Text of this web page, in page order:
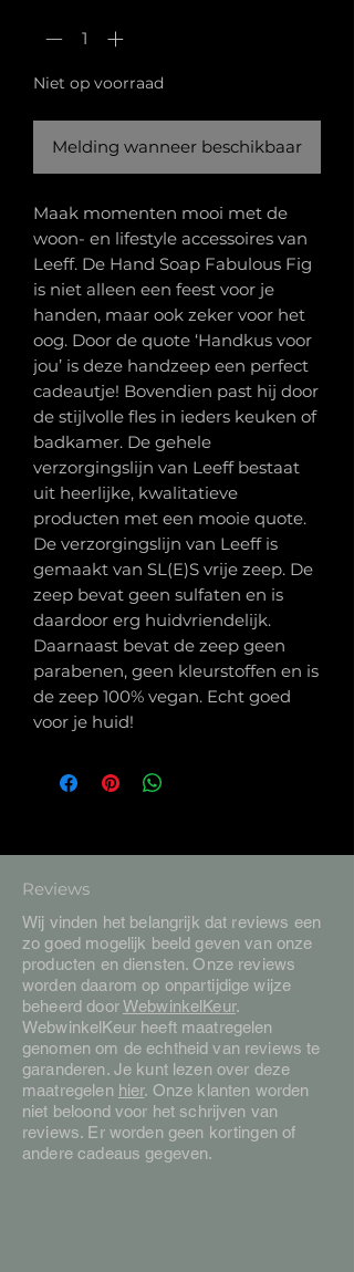
Niet op voorraad
Melding wanneer beschikbaar
Maak momenten mooi met de
woon- en lifestyle accessoires van
Leeff. De Hand Soap Fabulous Fig
is niet alleen een feest voor je
handen, maar ook zeker voor het
oog. Door de quote ‘Handkus voor
jou’ is deze handzeep een perfect
cadeautje! Bovendien past hij door
de stijlvolle fles in ieders keuken of
badkamer. De gehele
verzorgingslijn van Leeff bestaat
uit heerlijke, kwalitatieve
producten met een mooie quote.
De verzorgingslijn van Leeff is
gemaakt van SL(E)S vrije zeep. De
zeep bevat geen sulfaten en is
daardoor erg huidvriendelijk.
Daarnaast bevat de zeep geen
parabenen, geen kleurstoffen en is
de zeep 100% vegan. Echt goed
voor je huid!
Reviews
Wij vinden het belangrijk dat reviews een
zo goed mogelijk beeld geven van onze
producten en diensten. Onze reviews
worden daarom op onpartijdige wijze
beheerd doorWebwinkelKeur.
WebwinkelKeur heeft maatregelen
genomen om de echtheid van reviews te
garanderen. Je kunt lezen over deze
maatregelen hier. Onze klanten worden
niet beloond voor het schrijven van
reviews. Er worden geen kortingen of
andere cadeaus gegeven.